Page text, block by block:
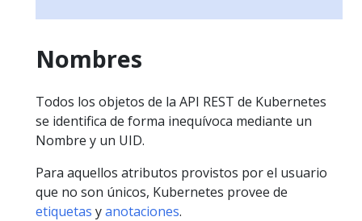
Nombres
Todos los objetos de la API REST de Kubernetes
se identifica de forma inequívoca mediante un
Nombre y un UID.
Para aquellos atributos provistos por el usuario
que no son únicos, Kubernetes provee de
etiquetas yanotaciones.